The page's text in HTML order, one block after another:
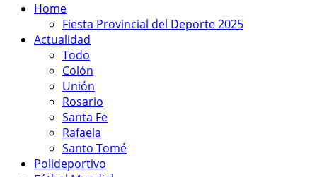
Home
Fiesta Provincial del Deporte 2025
Actualidad
Todo
Colón
Unión
Rosario
Santa Fe
Rafaela
Santo Tomé
Polideportivo